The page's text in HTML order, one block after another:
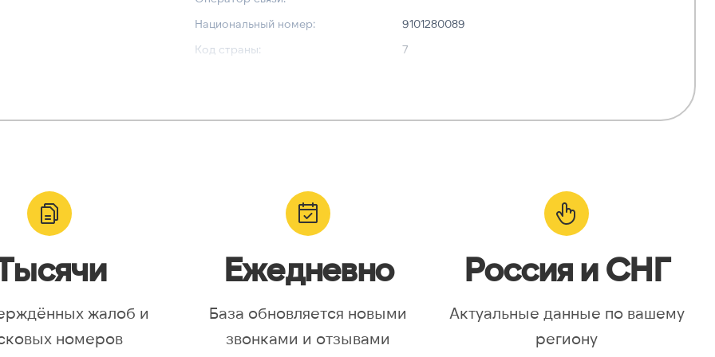
Национальный номер:
9101280089
Код страны:
7
Asia/Yekaterinburg,
Moscow, Europe/Samara
Валидный номер:
✓ Да
жалоб и
номеров
Ежедневно
База обновляется новыми
звонками и отзывами
Россия и СНГ
Актуальные данные по вашему
региону